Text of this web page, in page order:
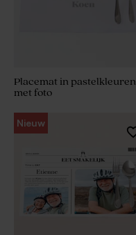
Placemat in pastelkleuren
met foto
Nieuw